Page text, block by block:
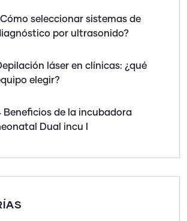
seleccionar sistemas de
por ultrasonido?
láser en clínicas: ¿qué
elegir?
Beneficios de la incubadora
Dual incu I